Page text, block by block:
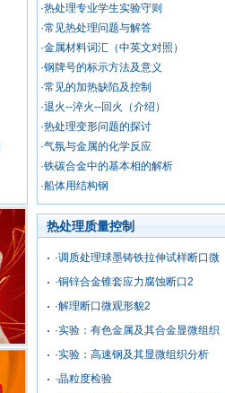
·热处理专业学生实验守则
·常见热处理问题与解答
·金属材料词汇（中英文对照）
·钢牌号的标示方法及意义
·常见的加热缺陷及控制
·退火--淬火--回火（介绍）
·热处理变形问题的探讨
·气氛与金属的化学反应
·铁碳合金中的基本相的解析
·船体用结构钢
热处理质量控制
·调质处理球墨铸铁拉伸试样断口微
·铜锌合金锥套应力腐蚀断口2
·解理断口微观形貌2
·实验：有色金属及其合金显微组织
·实验：高速钢及其显微组织分析
·晶粒度检验